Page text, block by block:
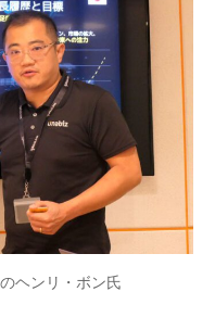
ヘンリ・ボン氏